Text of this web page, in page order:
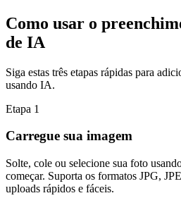
Como usar o
de IA
Siga estas três etapas rápidas para
usando IA.
Etapa 1
Carregue sua imagem
Solte, cole ou selecione sua foto
começar. Suporta os formatos JPG,
uploads rápidos e fáceis.